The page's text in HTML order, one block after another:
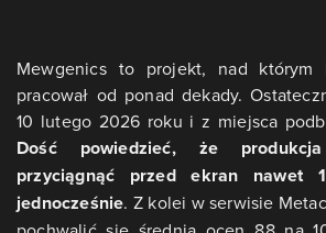
Mewgenics to projekt, nad którym
pracował od ponad dekady.
10 lutego 2026 roku i z miejsca
Dość powiedzieć, że
przyciągnąć przed ekran nawet
jednocześnie. Z kolei w serwisie